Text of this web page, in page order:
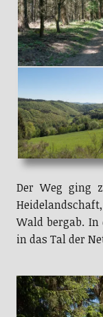
Der Weg ging
Wald bergab.
in das Tal der